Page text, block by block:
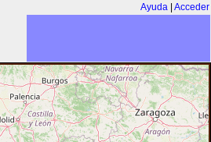
Ayuda Acceder